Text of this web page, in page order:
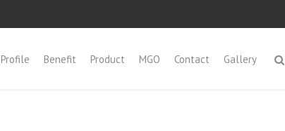
Profile Benefit Product MGO Contact Gallery